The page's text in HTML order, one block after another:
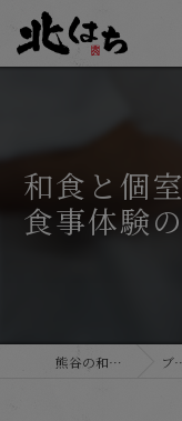
和食と個
食事体験
熊谷の和食なら北はち ブログ